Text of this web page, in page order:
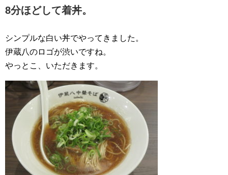
8分ほどして着丼。
シンプルな白い丼でやってきました。
伊蔵八のロゴが渋いですね。
やっとこ、いただきます。